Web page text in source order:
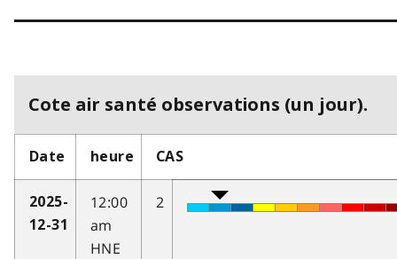
Cote air santé observations (un jour).
Date heure CAS
2025-
12-31
12:00
am
HNE
2